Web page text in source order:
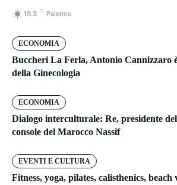
19.3 C Palermo
ECONOMIA
Buccheri La Ferla, Antonio Cannizzaro
della Ginecologia
ECONOMIA
Dialogo interculturale: Re, presidente
console del Marocco Nassif
EVENTI E CULTURA
Fitness, yoga, pilates, calisthenics, beach